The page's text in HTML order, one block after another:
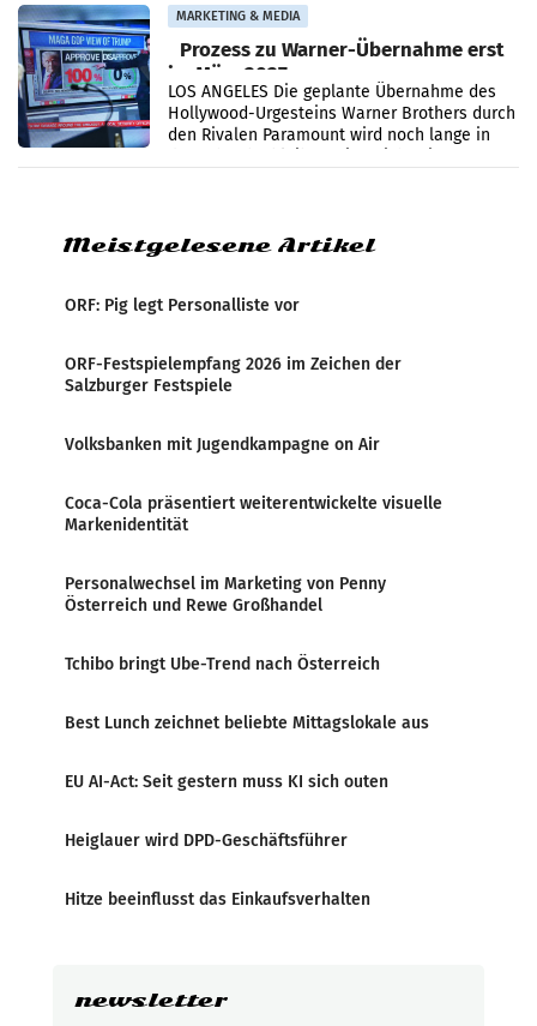
Politiker Österreichs die
MARKETING & MEDIA
Prozess zu Warner-Übernahme erst
im März 2027
LOS ANGELES Die geplante Übernahme des
Hollywood-Urgesteins Warner Brothers durch
den Rivalen Paramount wird noch lange in
Meistgelesene Artikel
ORF: Pig legt Personalliste vor
ORF-Festspielempfang 2026 im Zeichen der
Salzburger Festspiele
Volksbanken mit Jugendkampagne on Air
Coca-Cola präsentiert weiterentwickelte visuelle
Markenidentität
Personalwechsel im Marketing von Penny
Österreich und Rewe Großhandel
Tchibo bringt Ube-Trend nach Österreich
Best Lunch zeichnet beliebte Mittagslokale aus
EU AI-Act: Seit gestern muss KI sich outen
Heiglauer wird DPD-Geschäftsführer
Hitze beeinflusst das Einkaufsverhalten
newsletter